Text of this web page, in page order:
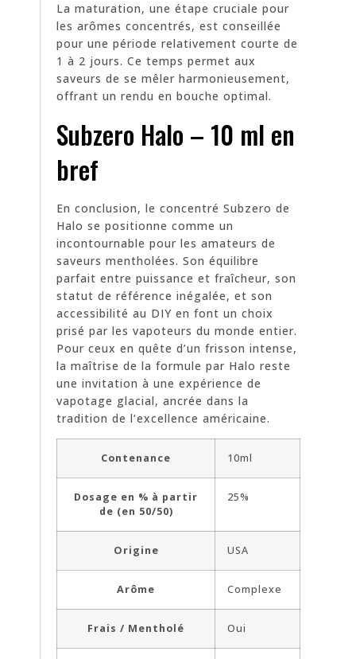
La maturation, une étape cruciale pour
les arômes concentrés, est conseillée
pour une période relativement courte de
1 à 2 jours. Ce temps permet aux
saveurs de se mêler harmonieusement,
offrant un rendu en bouche optimal.
Subzero Halo – 10 ml en
bref
En conclusion, le concentré Subzero de
Halo se positionne comme un
incontournable pour les amateurs de
saveurs mentholées. Son équilibre
parfait entre puissance et fraîcheur, son
statut de référence inégalée, et son
accessibilité au DIY en font un choix
prisé par les vapoteurs du monde entier.
Pour ceux en quête d’un frisson intense,
la maîtrise de la formule par Halo reste
une invitation à une expérience de
vapotage glacial, ancrée dans la
tradition de l’excellence américaine.
Contenance 10ml
Dosage en % à partir
de (en 50/50)
25%
Origine USA
Arôme Complexe
Frais / Mentholé Oui